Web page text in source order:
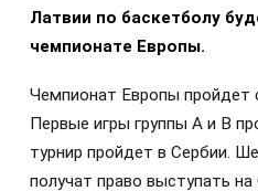
Латвии по баскетболу
чемпионате Европы.
Чемпионат Европы пройдет
Первые игры группы А и В
турнир пройдет в Сербии.
получат право выступать